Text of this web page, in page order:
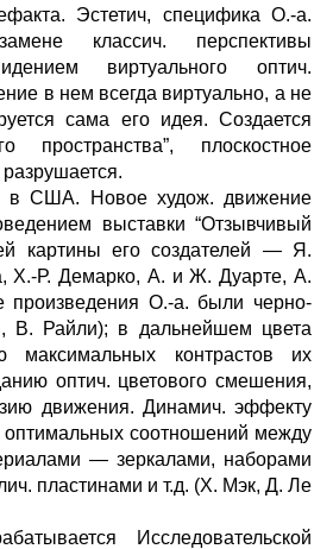
Эстетич, специфика О.-а.
классич. перспективы
виртуального оптич.
в нем всегда виртуально, а не
сама его идея. Создается
пространства”, плоскостное
в США. Новое худож. движение
выставки “Отзывчивый
картины его создателей — Я.
Р. Демарко, А. и Ж. Дуарте, А.
О.-а. были черно-
В. Райли); в дальнейшем цвета
максимальных контрастов их
оптич. цветового смешения,
движения. Динамич. эффекту
оптимальных соотношений между
— зеркалами, наборами
пластинами и т.д. (X. Мэк, Д. Ле
Исследовательской